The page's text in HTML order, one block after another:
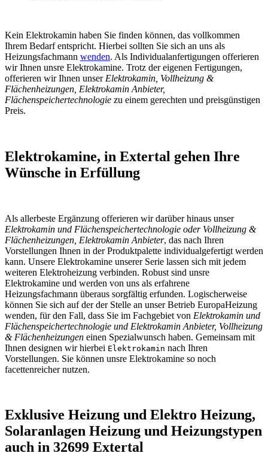
Kein Elektrokamin haben Sie finden können, das vollkommen
Ihrem Bedarf entspricht. Hierbei sollten Sie sich an uns als
Heizungsfachmann wenden. Als Individualanfertigungen offerieren
wir Ihnen unsre Elektrokamine. Trotz der eigenen Fertigungen,
offerieren wir Ihnen unser Elektrokamin, Vollheizung &
Flächenheizungen, Elektrokamin Anbieter,
Flächenspeichertechnologie zu einem gerechten und preisgünstigen
Preis.
Elektrokamine, in Extertal gehen Ihre
Wünsche in Erfüllung
Als allerbeste Ergänzung offerieren wir darüber hinaus unser
Elektrokamin und Flächenspeichertechnologie oder Vollheizung &
Flächenheizungen, Elektrokamin Anbieter, das nach Ihren
Vorstellungen Ihnen in der Produktpalette individualgefertigt werden
kann. Unsere Elektrokamine unserer Serie lassen sich mit jedem
weiteren Elektroheizung verbinden. Robust sind unsre
Elektrokamine und werden von uns als erfahrene
Heizungsfachmann überaus sorgfältig erfunden. Logischerweise
können Sie sich auf der der Stelle an unser Betrieb EuropaHeizung
wenden, für den Fall, dass Sie im Fachgebiet von Elektrokamin und
Flächenspeichertechnologie und Elektrokamin Anbieter, Vollheizung
& Flächenheizungen einen Spezialwunsch haben. Gemeinsam mit
Ihnen designen wir hierbei Elektrokamin nach Ihren
Vorstellungen. Sie können unsre Elektrokamine so noch
facettenreicher nutzen.
Exklusive Heizung und Elektro Heizung,
Solaranlagen Heizung und Heizungstypen
auch in 32699 Extertal